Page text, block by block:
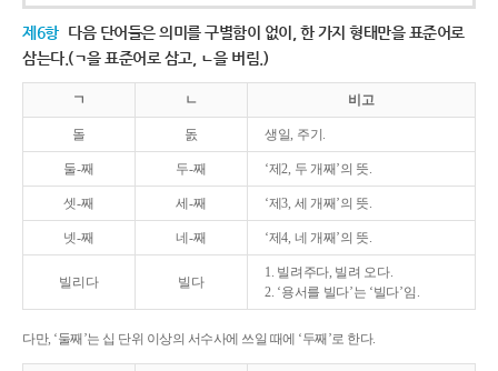
제6항 다음 단어들은 의미를 구별함이 없이, 한 가지 형태만을 표준어로
삼는다.(ㄱ을 표준어로 삼고, ㄴ을 버림.)
ㄱ ㄴ 비고
돌 돐 생일, 주기.
둘-째 두-째 ‘제2, 두 개째’의 뜻.
셋-째 세-째 ‘제3, 세 개째’의 뜻.
넷-째 네-째 ‘제4, 네 개째’의 뜻.
빌리다 빌다
1. 빌려주다, 빌려 오다.
2. ‘용서를 빌다’는 ‘빌다’임.
다만, ‘둘째’는 십 단위 이상의 서수사에 쓰일 때에 ‘두째’로 한다.